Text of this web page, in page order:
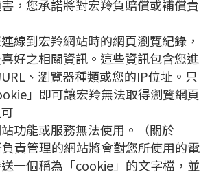
，您承諾將對宏羚負賠償或補償責
線到宏羚網站時的網頁瀏覽紀錄，
好之相關資訊。這些資訊包含您進
、瀏覽器種類或您的IP位址。只
」即可讓宏羚無法取得瀏覽網頁
功能或服務無法使用。（關於
責管理的網站將會對您所使用的電
一個稱為「cookie」的文字檔，並